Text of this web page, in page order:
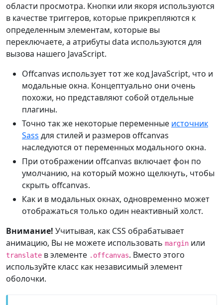
области просмотра. Кнопки или якоря используются
в качестве триггеров, которые прикрепляются к
определенным элементам, которые вы
переключаете, а атрибуты data используются для
вызова нашего JavaScript.
Offcanvas использует тот же код JavaScript, что и
модальные окна. Концептуально они очень
похожи, но представляют собой отдельные
плагины.
Точно так же некоторые переменные источник
Sass для стилей и размеров offcanvas
наследуются от переменных модального окна.
При отображении offcanvas включает фон по
умолчанию, на который можно щелкнуть, чтобы
скрыть offcanvas.
Как и в модальных окнах, одновременно может
отображаться только один неактивный холст.
Внимание! Учитывая, как CSS обрабатывает
анимацию, Вы не можете использовать margin или
translate в элементе .offcanvas. Вместо этого
используйте класс как независимый элемент
оболочки.